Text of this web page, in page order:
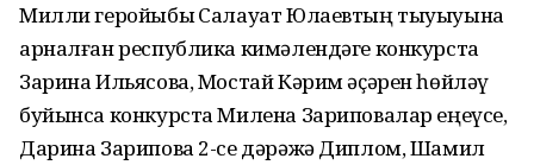
Милли геройыбыҙ Салауат Юлаевтың тыуыуына
арналған республика кимәлендәге конкурста
Зарина Ильясова, Мостай Кәрим әҫәрен һөйләү
буйынса конкурста Милена Зариповалар еңеүсе,
Дарина Зарипова 2-се дәрәжә Диплом, Шамил